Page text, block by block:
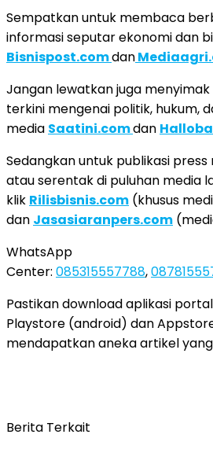
Sempatkan untuk membaca
informasi seputar ekonomi dan
Bisnispost.comdan
Jangan lewatkan juga
terkini mengenai politik, hukum,
media Saatini.comdan
Sedangkan untuk publikasi press
atau serentak di puluhan media
klik Rilisbisnis.com (khusus
dan Jasasiaranpers.com
WhatsApp
Center: 085315557788,
Pastikan download aplikasi
Playstore (android) dan
mendapatkan aneka artikel
Berita Terkait